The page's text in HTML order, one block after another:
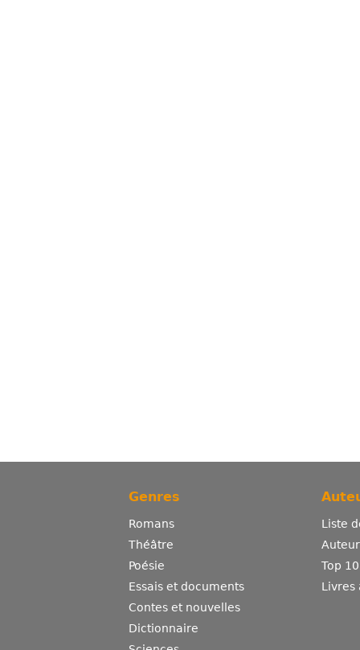
Genres
Romans
Théâtre
Poésie
Essais et documents
Contes et nouvelles
Dictionnaire
Liste
Top
Livres